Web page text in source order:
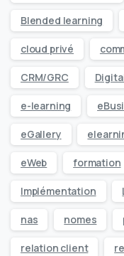
Blended learning
cloud privé
CRM/GRC
e-learning
eGallery
eWeb formation
Implémentation
nas nomes
relation client